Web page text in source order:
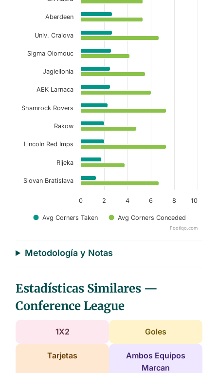
Avg Corners Taken Avg Corners Conceded
0 2 4 6 8 10
Aberdeen
Univ. Craiova
Sigma Olomouc
Jagiellonia
AEK Larnaca
Shamrock Rovers
Rakow
Lincoln Red Imps
Rijeka
Slovan Bratislava
Footiqo.com
Metodología y Notas
Estadísticas Similares —
Conference League
1X2 Goles
Tarjetas
Ambos Equipos
Marcan